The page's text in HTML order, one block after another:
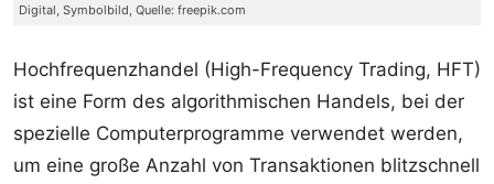
Digital, Symbolbild, Quelle: freepik.com
Hochfrequenzhandel (High-Frequency Trading, HFT)
ist eine Form des algorithmischen Handels, bei der
spezielle Computerprogramme verwendet werden,
um eine große Anzahl von Transaktionen blitzschnell